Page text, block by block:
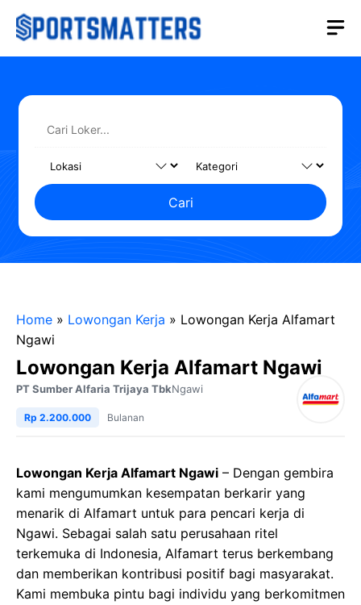
Langsung
Cari
Home » Lowongan Kerja » Lowongan Kerja Alfamart
Ngawi
Lowongan Kerja Alfamart Ngawi
PT Sumber Alfaria Trijaya TbkNgawi
Rp 2.200.000 Bulanan
Lowongan Kerja Alfamart Ngawi – Dengan gembira
kami mengumumkan kesempatan berkarir yang
menarik di Alfamart untuk para pencari kerja di
Ngawi. Sebagai salah satu perusahaan ritel
terkemuka di Indonesia, Alfamart terus berkembang
dan memberikan kontribusi positif bagi masyarakat.
Kami membuka pintu bagi individu yang berkomitmen